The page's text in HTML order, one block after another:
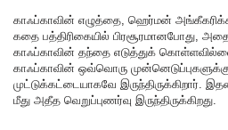
காஃப்காவின் எழுத்தை, ஹெர்மன்
கதை பத்திரிகையில் பிரசூரமானபோது,
காஃப்காவின் தந்தை எடுத்துக் கொள்ளவில்லை
காஃப்காவின் ஒவ்வொரு
முட்டுக்கட்டையாகவே இருந்திருக்கிறார்.
மீது அதீத வெறுப்புணர்வு இருந்திருக்கிறது.